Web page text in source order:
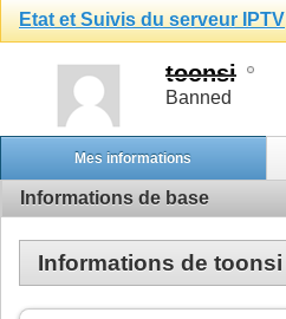
Etat et Suivis du serveur IPTV
toonsi
Banned
Mes informations
Informations de base
Informations de toonsi